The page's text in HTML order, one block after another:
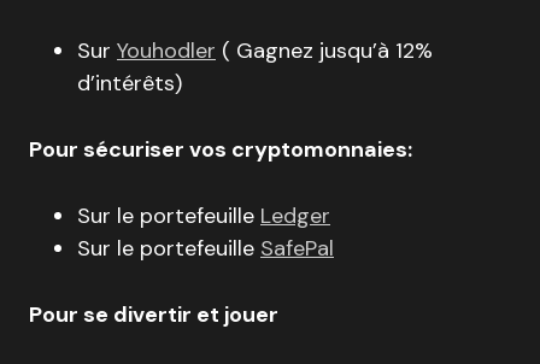
Sur Youhodler ( Gagnez jusqu’à 12%
d’intérêts)
Pour sécuriser vos cryptomonnaies:
Sur le portefeuille Ledger
Sur le portefeuille SafePal
Pour se divertir et jouer